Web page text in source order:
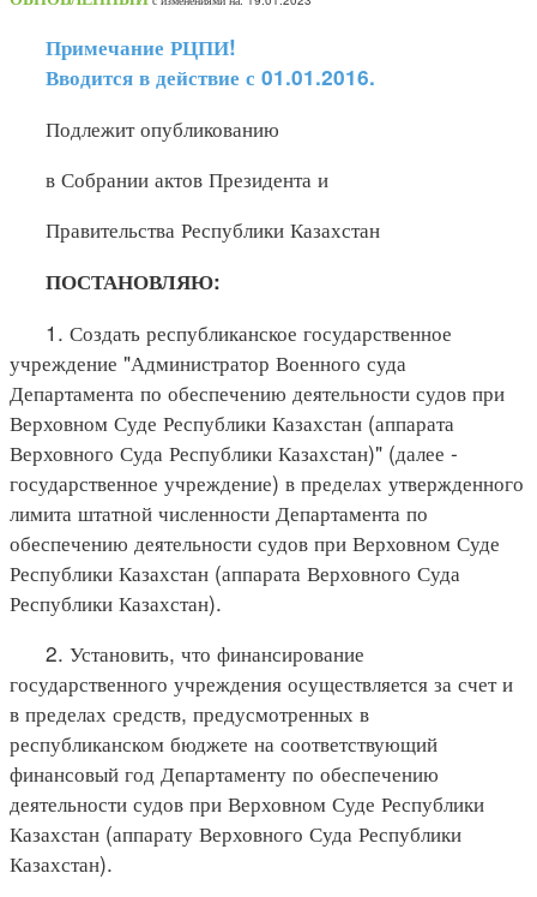
Примечание РЦПИ!
Вводится в действие с 01.01.2016.
Подлежит опубликованию
в Собрании актов Президента и
Правительства Республики Казахстан
ПОСТАНОВЛЯЮ:
1. Создать республиканское государственное
учреждение "Администратор Военного суда
Департамента по обеспечению деятельности судов при
Верховном Суде Республики Казахстан (аппарата
Верховного Суда Республики Казахстан)" (далее -
государственное учреждение) в пределах утвержденного
лимита штатной численности Департамента по
обеспечению деятельности судов при Верховном Суде
Республики Казахстан (аппарата Верховного Суда
Республики Казахстан).
2. Установить, что финансирование
государственного учреждения осуществляется за счет и
в пределах средств, предусмотренных в
республиканском бюджете на соответствующий
финансовый год Департаменту по обеспечению
деятельности судов при Верховном Суде Республики
Казахстан (аппарату Верховного Суда Республики
Казахстан).